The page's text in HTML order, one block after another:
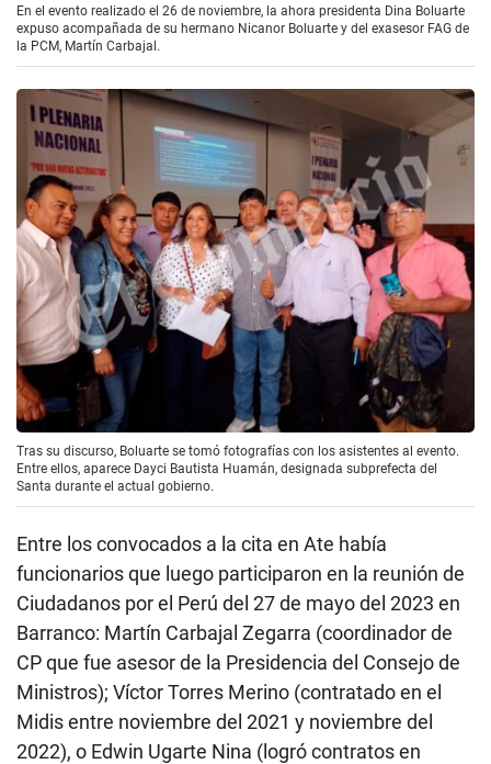
En el evento realizado el 26 de noviembre, la ahora presidenta Dina Boluarte
expuso acompañada de su hermano Nicanor Boluarte y del exasesor FAG de
la PCM, Martín Carbajal.
Tras su discurso, Boluarte se tomó fotografías con los asistentes al evento.
Entre ellos, aparece Dayci Bautista Huamán, designada subprefecta del
Santa durante el actual gobierno.
Entre los convocados a la cita en Ate había
funcionarios que luego participaron en la reunión de
Ciudadanos por el Perú del 27 de mayo del 2023 en
Barranco: Martín Carbajal Zegarra (coordinador de
CP que fue asesor de la Presidencia del Consejo de
Ministros); Víctor Torres Merino (contratado en el
Midis entre noviembre del 2021 y noviembre del
2022), o Edwin Ugarte Nina (logró contratos en